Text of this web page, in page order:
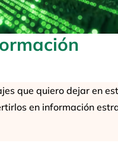
que quiero dejar en
en información